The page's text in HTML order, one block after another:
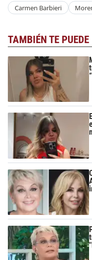
Carmen Barbieri
TAMBIÉN TE